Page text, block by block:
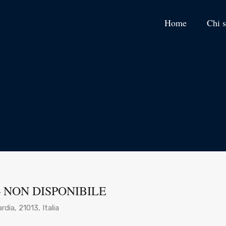
Home Chi
NON DISPONIBILE
21013, Italia